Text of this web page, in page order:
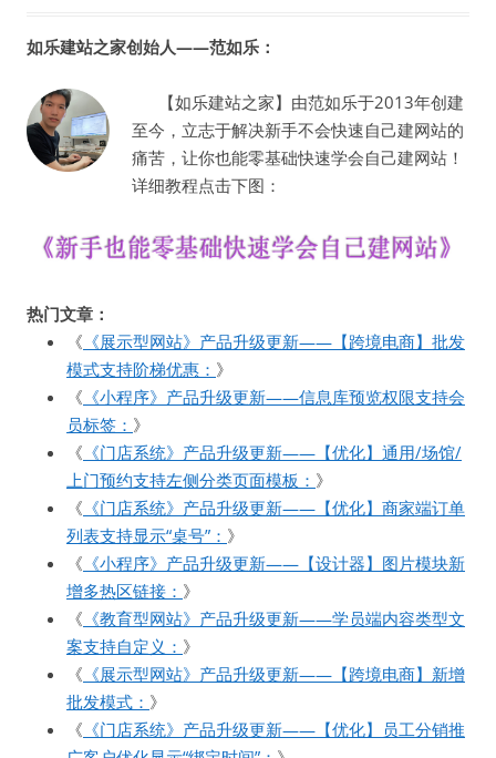
如乐建站之家创始人——范如乐：
【如乐建站之家】由范如乐于2013年创建
至今，立志于解决新手不会快速自己建网站的
痛苦，让你也能零基础快速学会自己建网站！
详细教程点击下图：
热门文章：
《 《展示型网站》产品升级更新——【跨境电商】批发
模式支持阶梯优惠： 》
《 《小程序》产品升级更新——信息库预览权限支持会
员标签： 》
《 《门店系统》产品升级更新——【优化】通用/场馆/
上门预约支持左侧分类页面模板： 》
《 《门店系统》产品升级更新——【优化】商家端订单
列表支持显示“桌号”： 》
《 《小程序》产品升级更新——【设计器】图片模块新
增多热区链接： 》
《 《教育型网站》产品升级更新——学员端内容类型文
案支持自定义： 》
《 《展示型网站》产品升级更新——【跨境电商】新增
批发模式： 》
《 《门店系统》产品升级更新——【优化】员工分销推